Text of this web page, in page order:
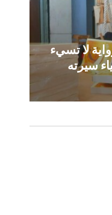
لا تسيء
سيرته